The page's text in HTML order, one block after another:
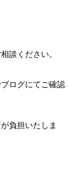
談ください。
ログにてご確認
負担いたしま